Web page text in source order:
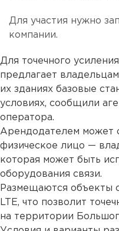
Для участия нужно
компании.
Для точечного
предлагает
их зданиях базовые
условиях, сообщили
оператора.
Арендодателем может
физическое лицо —
которая может быть
оборудования связи.
Размещаются объекты
LTE, что позволит
на территории